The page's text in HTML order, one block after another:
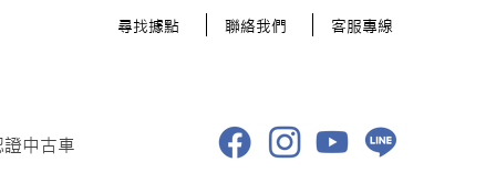
​尋找據點 聯絡我們 客服專線
證中古車